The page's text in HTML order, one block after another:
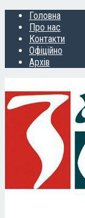
Головна
Про нас
Контакти
Офіційно
Архів